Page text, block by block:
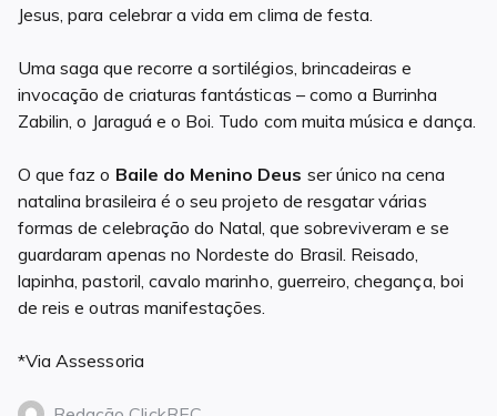
Jesus, para celebrar a vida em clima de festa.
Uma saga que recorre a sortilégios, brincadeiras e
invocação de criaturas fantásticas – como a Burrinha
Zabilin, o Jaraguá e o Boi. Tudo com muita música e dança.
O que faz o Baile do Menino Deus ser único na cena
natalina brasileira é o seu projeto de resgatar várias
formas de celebração do Natal, que sobreviveram e se
guardaram apenas no Nordeste do Brasil. Reisado,
lapinha, pastoril, cavalo marinho, guerreiro, chegança, boi
de reis e outras manifestações.
*Via Assessoria